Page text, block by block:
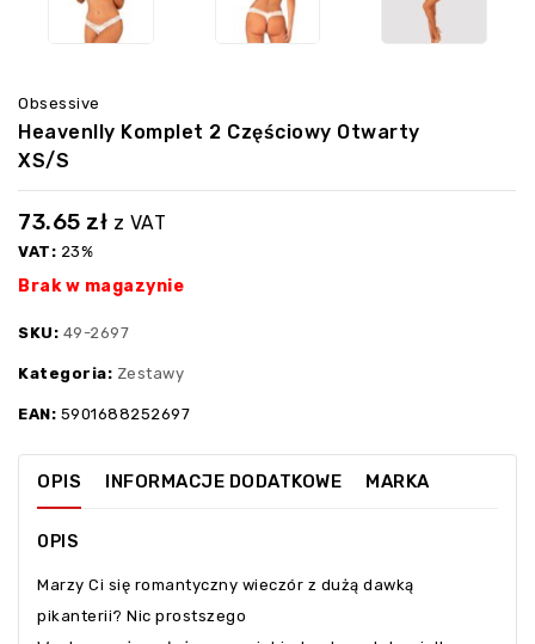
Obsessive
Heavenlly Komplet 2 Częściowy Otwarty
XS/S
73.65 zł z VAT
VAT: 23%
Brak w magazynie
SKU: 49-2697
Kategoria: Zestawy
EAN: 5901688252697
OPIS INFORMACJE DODATKOWE MARKA
OPIS
Marzy Ci się romantyczny wieczór z dużą dawką
pikanterii? Nic prostszego